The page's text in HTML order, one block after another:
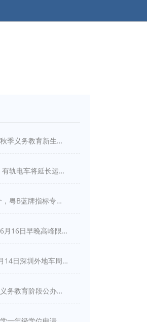
深圳宝安区2026年秋季义务教育新生入学指引
注意！地铁4号线、有轨电车将延长运营服务！
摇啊摇~1次1.5万个，粤B蓝牌指标专项摇号又来啦！
深圳外地车2026年6月16日早晚高峰限行详情
2026年6月13日-6月14日深圳外地车周末限行吗
深圳南山区2026年义务教育阶段公办学校新生入学申请指南